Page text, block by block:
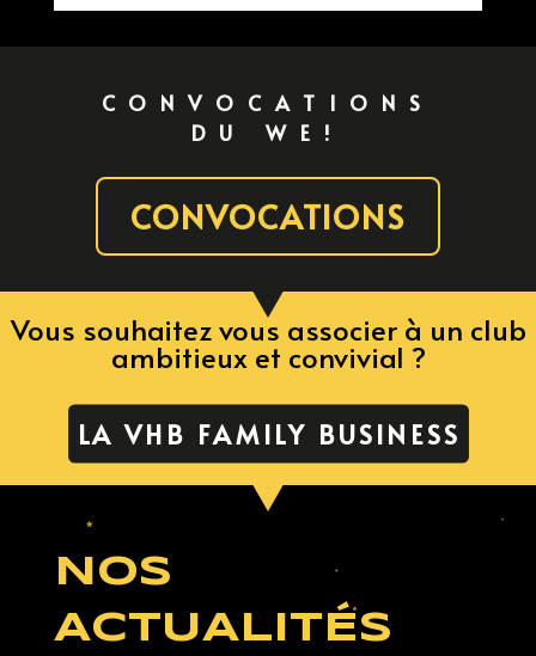
CONVOCATIONS
DU WE!
CONVOCATIONS
Vous souhaitez vous associer à un club
ambitieux et convivial ?
LA VHB FAMILY BUSINESS
NOS
ACTUALITÉS